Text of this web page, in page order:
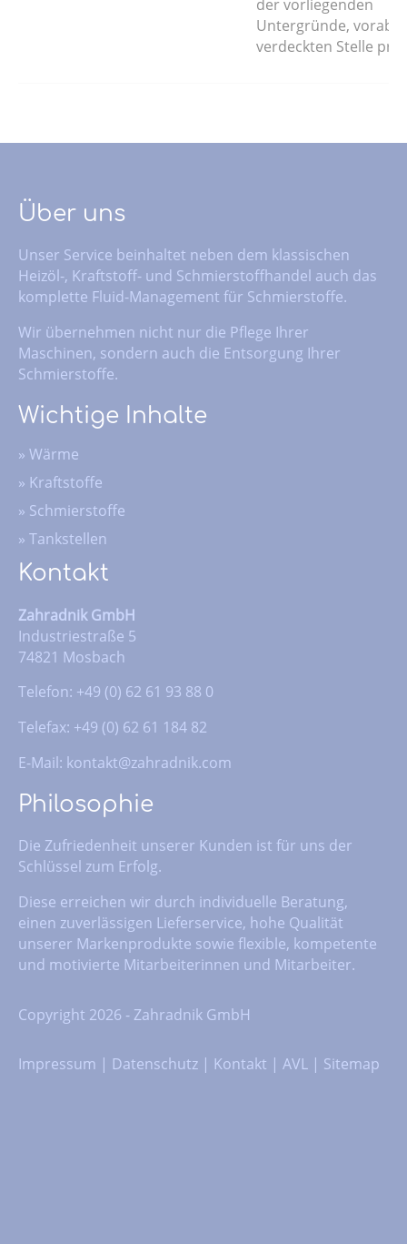
der vorliegenden
Untergründe, vorab
verdeckten Stelle
Über uns
Unser Service beinhaltet neben dem klassischen
Heizöl-, Kraftstoff- und Schmierstoffhandel auch das
komplette Fluid-Management für Schmierstoffe.
Wir übernehmen nicht nur die Pflege Ihrer
Maschinen, sondern auch die Entsorgung Ihrer
Schmierstoffe.
Wichtige Inhalte
» Wärme
» Kraftstoffe
» Schmierstoffe
» Tankstellen
Kontakt
Zahradnik GmbH
Industriestraße 5
74821 Mosbach
Telefon: +49 (0) 62 61 93 88 0
Telefax: +49 (0) 62 61 184 82
E-Mail: kontakt@zahradnik.com
Philosophie
Die Zufriedenheit unserer Kunden ist für uns der
Schlüssel zum Erfolg.
Diese erreichen wir durch individuelle Beratung,
einen zuverlässigen Lieferservice, hohe Qualität
unserer Markenprodukte sowie flexible, kompetente
und motivierte Mitarbeiterinnen und Mitarbeiter.
Copyright 2026 - Zahradnik GmbH
Impressum | Datenschutz | Kontakt | AVL | Sitemap